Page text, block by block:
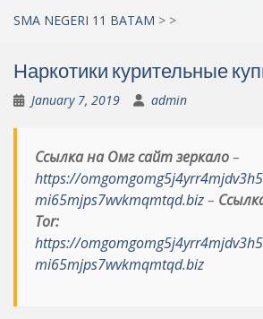
SMA NEGERI 11 BATAM > >
Наркотики курительные
January 7, 2019 admin
Ссылка на Омг сайт зеркало–
https://
mi65mjps7wvkmqmtqd.biz–
Tor:
https://
mi65mjps7wvkmqmtqd.biz